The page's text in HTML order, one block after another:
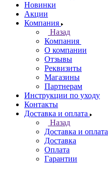
Новинки
Акции
Компания
Назад
Компания
О компании
Отзывы
Реквизиты
Магазины
Партнерам
Инструкции по уходу
Контакты
Доставка и оплата
Назад
Доставка и оплата
Доставка
Оплата
Гарантии